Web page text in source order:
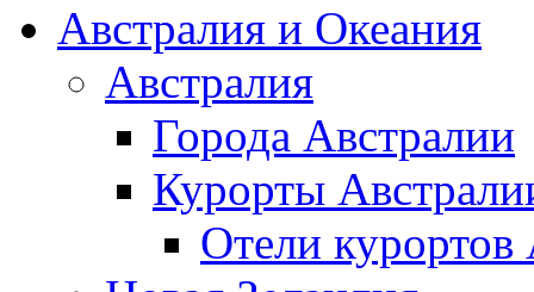
Австралия и Океания
Австралия
Города Австралии
Курорты
Отели курортов